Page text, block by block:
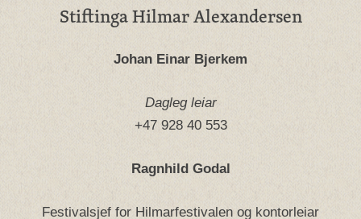
Stiftinga Hilmar Alexandersen
Johan Einar Bjerkem
Dagleg leiar
+47 928 40 553
Ragnhild Godal
Festivalsjef for Hilmarfestivalen og kontorleiar